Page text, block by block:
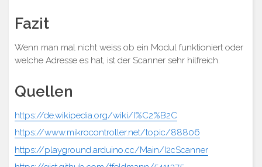
Fazit
Wenn man mal nicht weiss ob ein Modul funktioniert oder
welche Adresse es hat, ist der Scanner sehr hilfreich.
Quellen
https://de.wikipedia.org/wiki/I%C2%B2C
https://www.mikrocontroller.net/topic/88806
https://playground.arduino.cc/Main/I2cScanner